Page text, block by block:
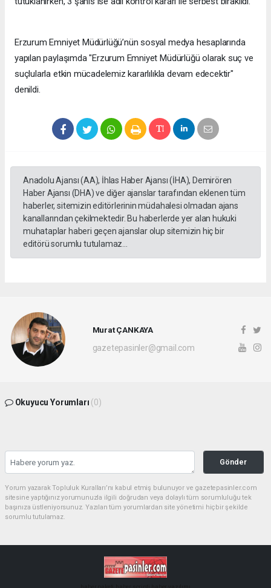
Erzurum Emniyet Müdürlüğü’nün sosyal medya hesaplarında
yapılan paylaşımda "Erzurum Emniyet Müdürlüğü olarak suç ve
suçlularla etkin mücadelemiz kararlılıkla devam edecektir"
denildi.
Anadolu Ajansı (AA), İhlas Haber Ajansı (İHA), Demirören
Haber Ajansı (DHA) ve diğer ajanslar tarafından eklenen tüm
haberler, sitemizin editörlerinin müdahalesi olmadan ajans
kanallarından çekilmektedir. Bu haberlerde yer alan hukuki
muhataplar haberi geçen ajanslar olup sitemizin hiç bir
editörü sorumlu tutulamaz...
Murat ÇANKAYA
gazetepasinler@gmail.com
Okuyucu Yorumları (0)
Gönder
Yorum yazarak Topluluk Kuralları’nı kabul etmiş bulunuyor ve gazetepasinler.com
sitesine yaptığınız yorumunuzla ilgili doğrudan veya dolaylı tüm sorumluluğu tek
başınıza üstleniyorsunuz. Yazılan tüm yorumlardan site yönetimi hiçbir şekilde
sorumlu tutulamaz.